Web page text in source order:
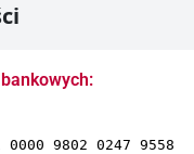
0000 9802 0247 9558